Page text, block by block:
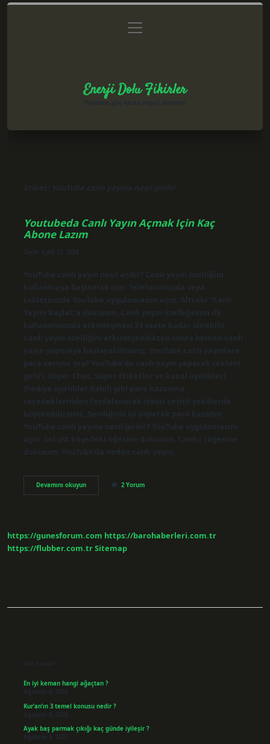
Gizlilik Politikası
menüyü
aç
Enerji Dolu Fikirler
Etiket: YouTube canlı yayına nasıl girilir
Youtubeda Canlı Yayın Açmak Için Kaç
Abone Lazım
Tarih: Eylül 17, 2024
YouTube canlı yayın nasıl açılır? Canlı yayın özelliğini
kullanmaya başlamak için: Telefonunuzda veya
tabletinizde YouTube uygulamasını açın. Alttaki “Canlı
Yayını Başlat”a dokunun. Canlı yayın özelliğinizin ilk
kullanımınızda etkinleşmesi 24 saate kadar sürebilir.
Canlı yayın özelliğini etkinleştirdikten sonra hemen canlı
yayın yapmaya başlayabilirsiniz. YouTube canlı yayınlara
para veriyor mu? YouTube’da canlı yayın yaparak reklam
geliri, Süper Chat, Süper Etiketler ve kanal üyelikleri
(hediye üyelikler dahil) gibi para kazanma
seçeneklerinden faydalanarak işinizi çeşitli şekillerde
büyütebilirsiniz. Sevdiğiniz işi yaparak para kazanın.
YouTube canlı yayına nasıl girilir? YouTube uygulamasını
açın. Sol üst köşedeki öğesine dokunun. Canlı ( ) öğesine
dokunun. YouTube’da neden canlı yayın…
Devamını okuyunYoutubeda
Canlı
Abone
Lazım
2 Yorum
https://gunesforum.com https://barohaberleri.com.tr
https://flubber.com.trSitemap
Son Yazılar
En iyi keman hangi ağaçtan ?
Ağustos 6, 2026
Kur’an’ın 3 temel konusu nedir ?
Ağustos 6, 2026
Ayak baş parmak çıkığı kaç günde iyileşir ?
Ağustos 5, 2026